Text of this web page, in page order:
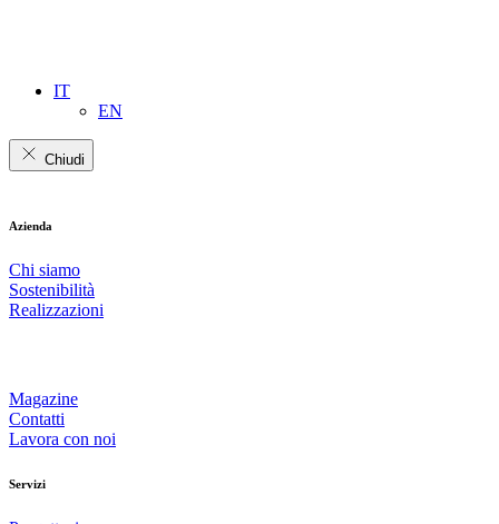
IT
EN
Chiudi
Azienda
Chi siamo
Sostenibilità
Realizzazioni
Magazine
Contatti
Lavora con noi
Servizi